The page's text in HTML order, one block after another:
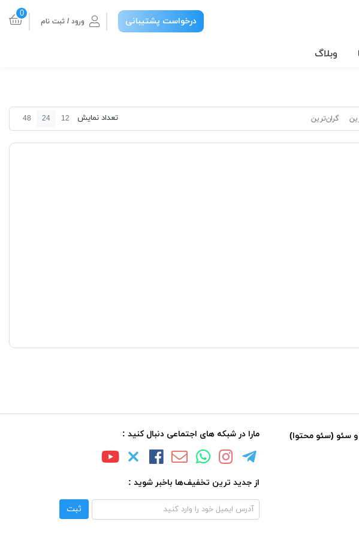
درخواست پشتیبانی ورود / ثبت نام
0
وبلاگ
گران‌ترین تعداد نمایش 12
24
48
سئو (سئو محتوا)
مارا در شبکه های اجتماعی دنبال کنید :
از جدید ترین تخفیف‌ها باخبر شوید :
ثبت